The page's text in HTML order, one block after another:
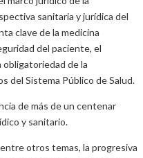
sanitaria y jurídica del
clave de la medicina
del paciente, el
obligatoriedad de la
del Sistema Público de Salud.
de más de un centenar
y sanitario.
otros temas, la progresiva